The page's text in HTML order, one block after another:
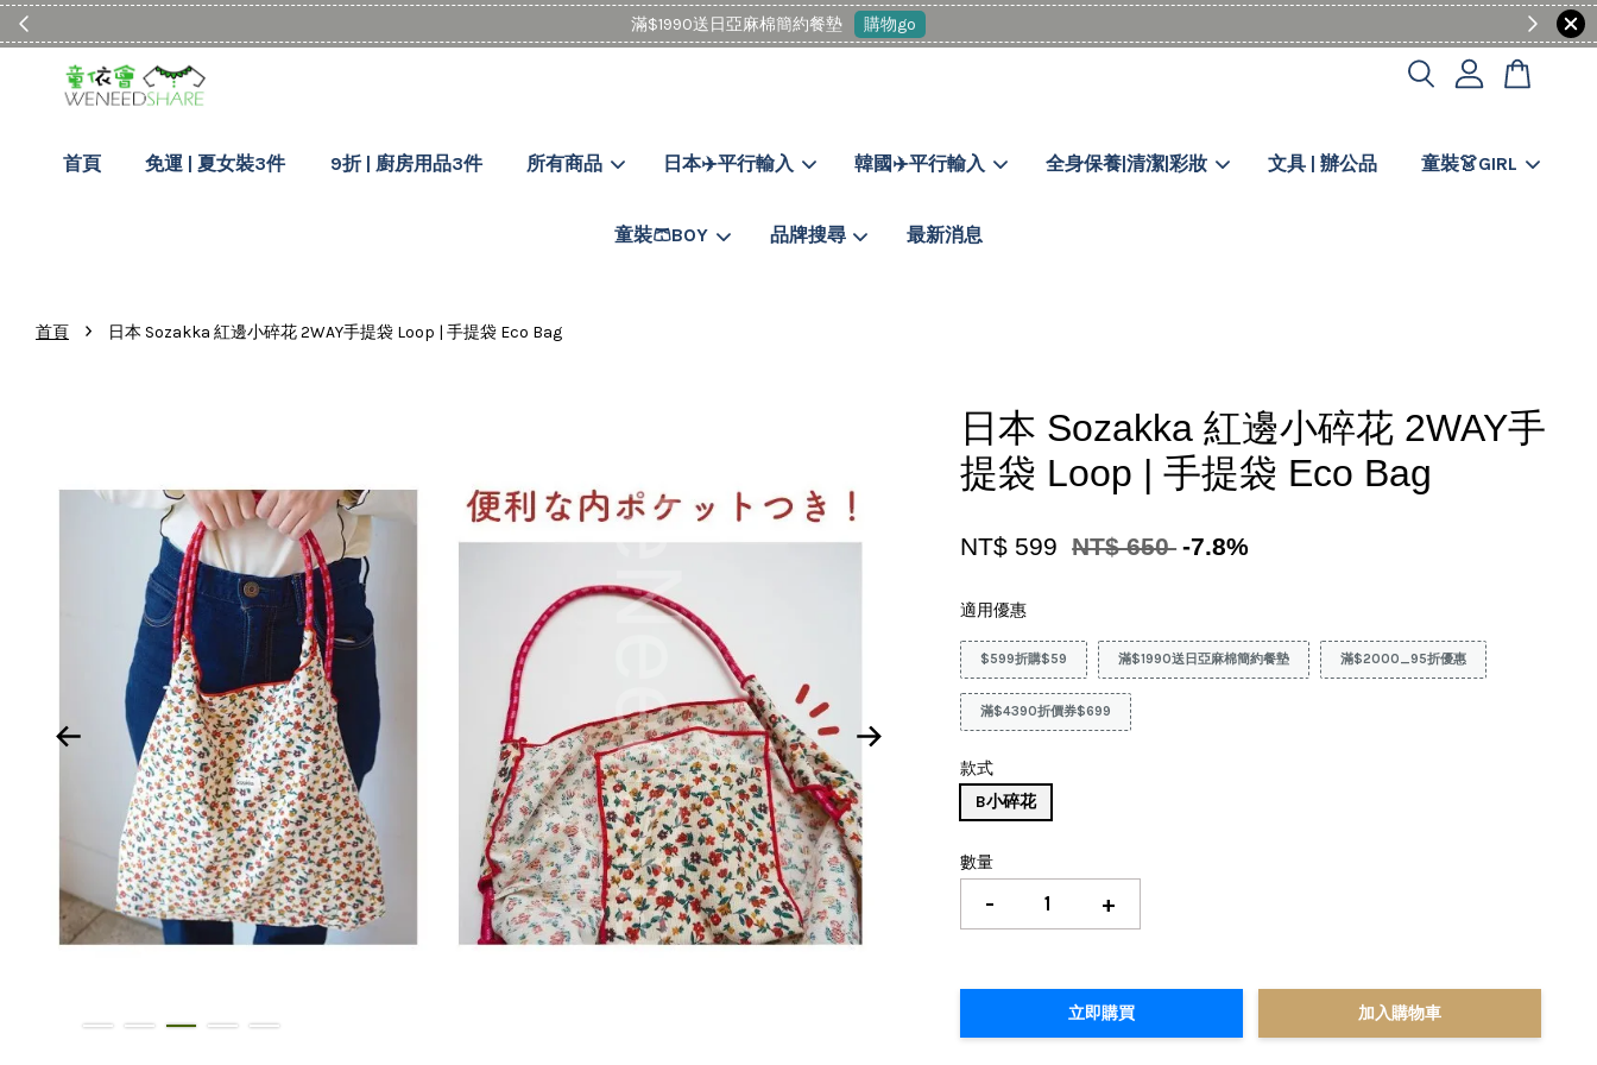
滿$1990送日亞麻棉簡約餐墊 購物go
首頁 免運 | 夏女裝3件 9折 | 廚房用品3件 所有商品 日本✈️平行輸入 韓國✈️平行輸入 全身保養|清潔|彩妝 文具 | 辦公品 童裝👗GIRL
童裝🩳BOY 品牌搜尋 最新消息
首頁 › 日本 Sozakka 紅邊小碎花 2WAY手提袋 Loop | 手提袋 Eco Bag
日本 Sozakka 紅邊小碎花 2WAY手
提袋 Loop | 手提袋 Eco Bag
NT$ 599 NT$ 650 -7.8%
適用優惠
$599折購$59 滿$1990送日亞麻棉簡約餐墊 滿$2000_95折優惠
滿$4390折價券$699
款式
B小碎花
數量
- +
立即購買 加入購物車